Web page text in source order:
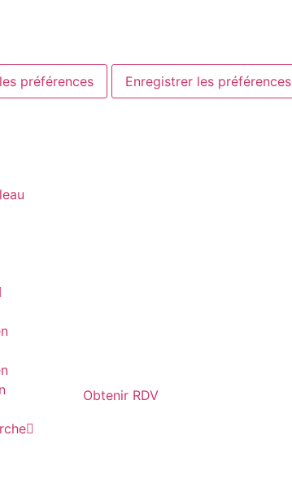
préférences Enregistrer les préférences
Obtenir RDV